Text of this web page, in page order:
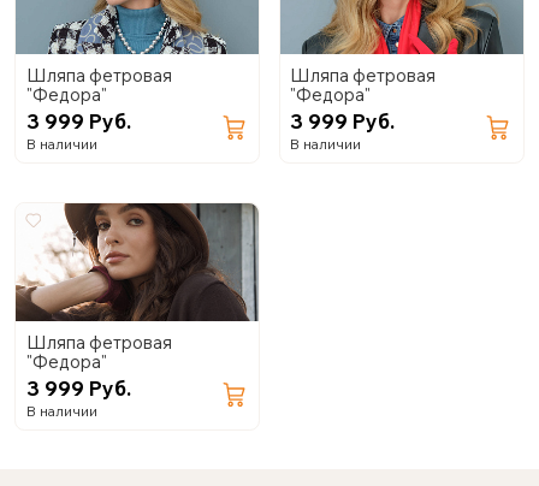
Шляпа фетровая
"Федора"
3 999 Руб.
В наличии
Шляпа фетровая
"Федора"
3 999 Руб.
В наличии
Шляпа фетровая
"Федора"
3 999 Руб.
В наличии